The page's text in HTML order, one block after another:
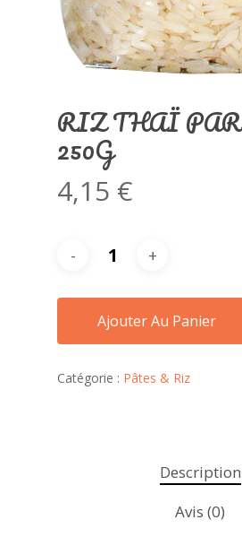
RIZ THAÏ
250G
4,15 €
Ajouter Au Panier
Catégorie : Pâtes & Riz
Description
Avis (0)